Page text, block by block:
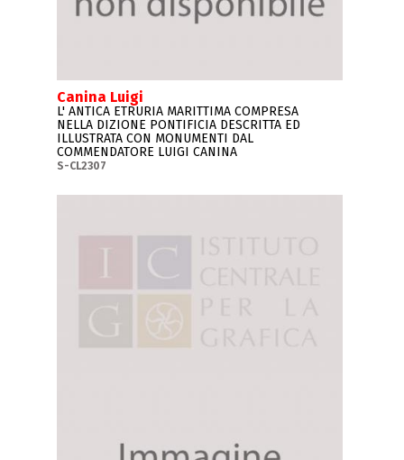
Canina Luigi
L' ANTICA ETRURIA MARITTIMA COMPRESA
NELLA DIZIONE PONTIFICIA DESCRITTA ED
ILLUSTRATA CON MONUMENTI DAL
COMMENDATORE LUIGI CANINA
S-CL2307